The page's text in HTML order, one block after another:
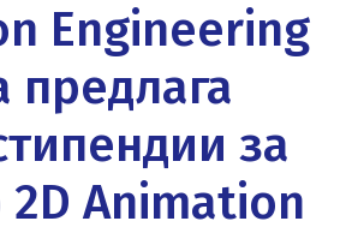
Engineering
предлага
за
2D Animation